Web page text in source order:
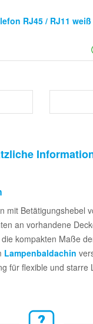
RJ45 / RJ11 weiß
mit Betätigungshebel
an vorhandene
kompakten Maße
Lampenbaldachin
für flexible und starre